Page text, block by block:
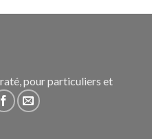
pour particuliers et